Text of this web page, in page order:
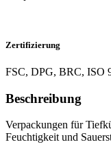
Zertifizierung
FSC, DPG, BRC, ISO
Beschreibung
Verpackungen für
Feuchtigkeit und